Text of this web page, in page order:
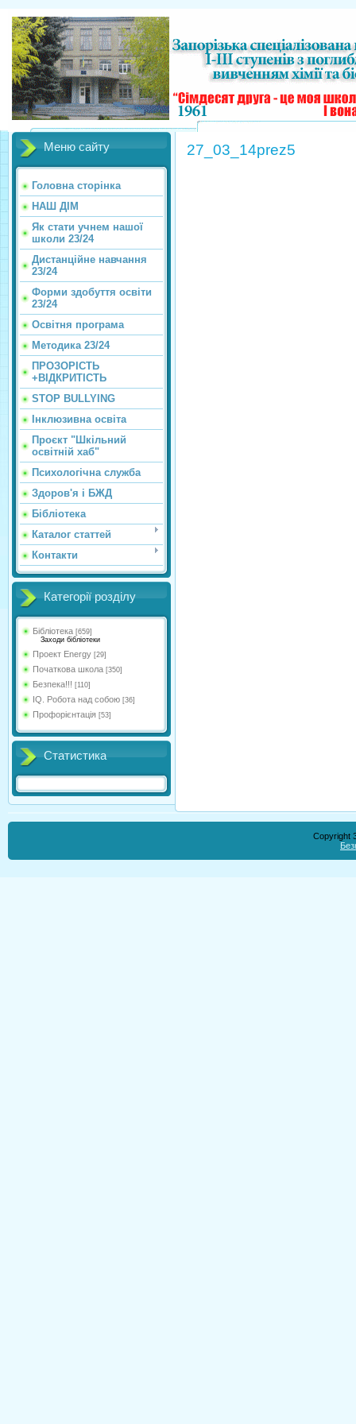
Меню сайту
Головна сторінка
НАШ ДІМ
Як стати учнем нашої
школи 23/24
Дистанційне навчання
23/24
Форми здобуття освіти
23/24
Освітня програма
Методика 23/24
ПРОЗОРІСТЬ
+ВІДКРИТІСТЬ
STOP BULLYING
Інклюзивна освіта
Проєкт "Шкільний
освітній хаб"
Психологічна служба
Здоров'я і БЖД
Бібліотека
Каталог статтей
Контакти
Категорії розділу
Бібліотека [659]
Заходи бібліотеки
Проект Energy [29]
Початкова школа [350]
Безпека!!! [110]
IQ. Робота над собою [36]
Профорієнтація [53]
Статистика
27_03_14prez5
Copyright